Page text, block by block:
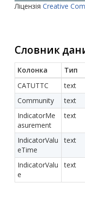
Ліцензія Creative
Словник
Колонка Тип
CATUTTC
text
Community
text
IndicatorMe
asurement
text
IndicatorValu
eTime
text
IndicatorValu
e
text